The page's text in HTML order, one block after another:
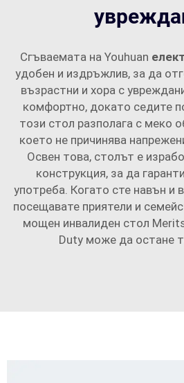
Сгъваемата на Youhuan
удобен и издръжлив, за да
възрастни и хора с
комфортно, докато седите
този стол разполага с меко
което не причинява
Освен това, столът е
конструкция, за да
употреба. Когато сте навън и
посещавате приятели и
мощен инвалиден стол
Duty може да остане